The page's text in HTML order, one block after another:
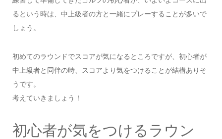
るという時は、中上級者の方と一緒にプレーすることが多いで
しょう。
初めてのラウンドでスコアが気になるところですが、初心者が
中上級者と同伴の時、スコアより気をつけることが結構ありそ
うです。
考えていきましょう！
初心者が気をつけるラウン